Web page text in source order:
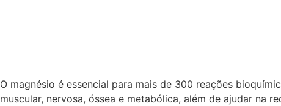
O magnésio é essencial para mais de 300 reações
muscular, nervosa, óssea e metabólica, além de ajudar na